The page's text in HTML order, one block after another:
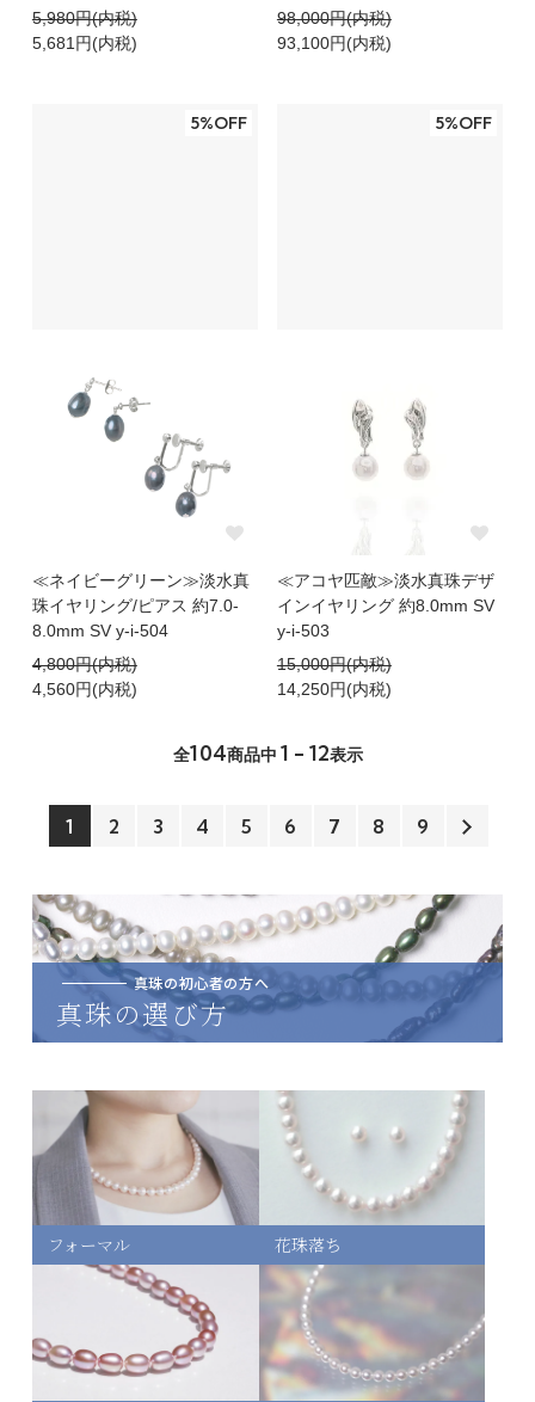
5,980円(内税)
5,681円(内税)
98,000円(内税)
93,100円(内税)
5%OFF
≪ネイビーグリーン≫淡水真
珠イヤリング/ピアス 約7.0-
8.0mm SV y-i-504
4,800円(内税)
4,560円(内税)
5%OFF
≪アコヤ匹敵≫淡水真珠デザ
インイヤリング 約8.0mm SV
y-i-503
15,000円(内税)
14,250円(内税)
全104商品中 1 - 12表示
1 2 3 4 5 6 7 8 9
真珠の初心者の方へ
真珠の選び方
フォーマル 花珠落ち